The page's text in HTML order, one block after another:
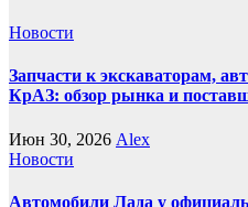
Новости
Запчасти к экскаваторам,
КрАЗ: обзор рынка и
Июн 30, 2026 Alex
Новости
Автомобили Лада у